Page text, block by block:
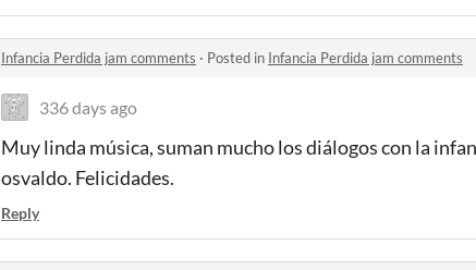
Infancia Perdida jam comments · Posted in Infancia Perdida jam comments
336 days ago
Muy linda música, suman mucho los diálogos con la
osvaldo. Felicidades.
Reply